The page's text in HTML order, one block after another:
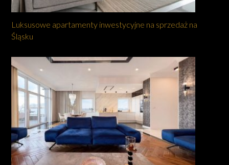
Luksusowe apartamenty inwestycyjne na sprzedaż na
Śląsku